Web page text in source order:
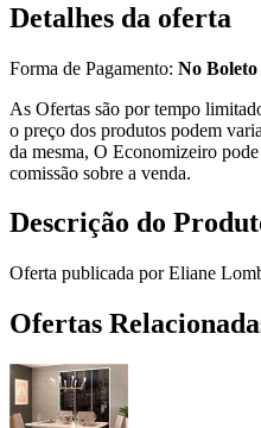
Detalhes da oferta
Forma de Pagamento: No
As Ofertas são por tempo
o preço dos produtos podem
da mesma, O Economizeiro
comissão sobre a venda.
Descrição do
Oferta publicada por Eliane
Ofertas